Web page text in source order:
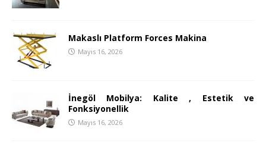
Makaslı Platform Forces Makina
Mayıs 16, 2026
İnegöl Mobilya: Kalite , Estetik ve
Fonksiyonellik
Mayıs 16, 2026